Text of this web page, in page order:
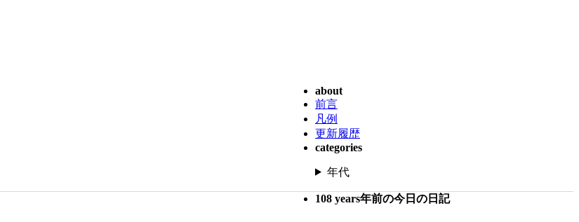
about
前言
凡例
更新履歴
categories
年代
108 years年前の今日の日記